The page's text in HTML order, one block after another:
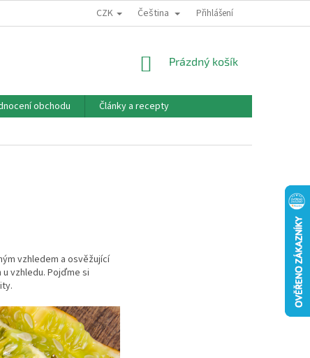
PODMÍNKY OCHRANY OSOBNÍCH ÚDAJŮ PŘEDPLATNÉ
CZK Čeština Přihlášení
NÁKUPNÍ
Prázdný košík
obchodu
Články a recepty
vzhledem a osvěžující
vzhledu. Pojďme si